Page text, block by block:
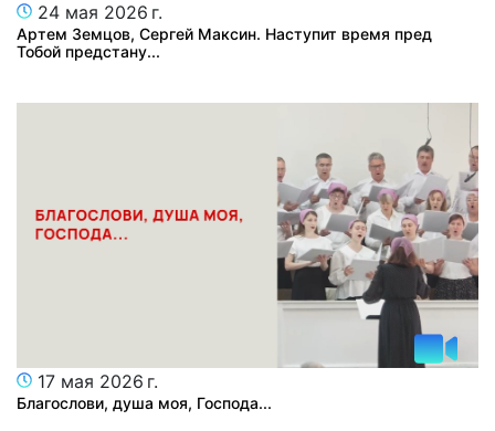
24 мая 2026 г.
Артем Земцов, Сергей Максин. Наступит время пред
Тобой предстану...
17 мая 2026 г.
Благослови, душа моя, Господа...